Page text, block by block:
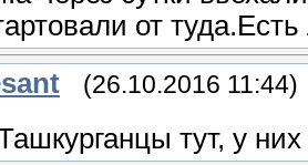
от туда.Есть
(26.10.2016 11:44)
тут, у